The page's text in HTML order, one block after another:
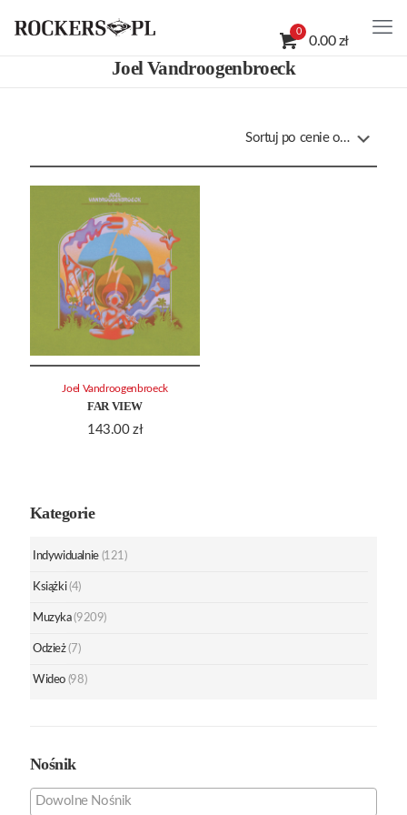
0
0.00 zł
Joel Vandroogenbroeck
FAR VIEW
143.00 zł
Joel Vandroogenbroeck
Kategorie
Indywidualnie (121)
Książki (4)
Muzyka (9209)
Odzież (7)
Wideo (98)
Nośnik